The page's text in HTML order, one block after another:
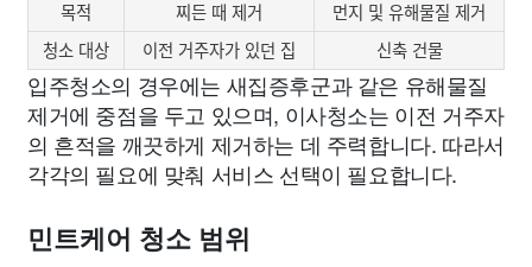
목적 찌든 때 제거
먼지 및 유해물질 제거
청소 대상
이전 거주자가 있던 집 신축 건물
입주청소의 경우에는 새집증후군과 같은 유해물질
제거에 중점을 두고 있으며, 이사청소는 이전 거주자
의 흔적을 깨끗하게 제거하는 데 주력합니다. 따라서
각각의 필요에 맞춰 서비스 선택이 필요합니다.
민트케어 청소 범위